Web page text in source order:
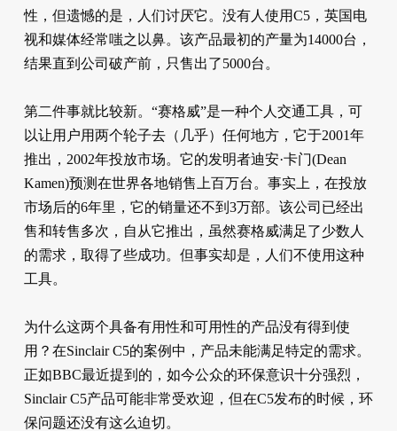
性，但遗憾的是，人们讨厌它。没有人使用C5，英国电
视和媒体经常嗤之以鼻。该产品最初的产量为14000台，
结果直到公司破产前，只售出了5000台。
第二件事就比较新。“赛格威”是一种个人交通工具，可
以让用户用两个轮子去（几乎）任何地方，它于2001年
推出，2002年投放市场。它的发明者迪安·卡门(Dean
Kamen)预测在世界各地销售上百万台。事实上，在投放
市场后的6年里，它的销量还不到3万部。该公司已经出
售和转售多次，自从它推出，虽然赛格威满足了少数人
的需求，取得了些成功。但事实却是，人们不使用这种
工具。
为什么这两个具备有用性和可用性的产品没有得到使
用？在Sinclair C5的案例中，产品未能满足特定的需求。
正如BBC最近提到的，如今公众的环保意识十分强烈，
Sinclair C5产品可能非常受欢迎，但在C5发布的时候，环
保问题还没有这么迫切。